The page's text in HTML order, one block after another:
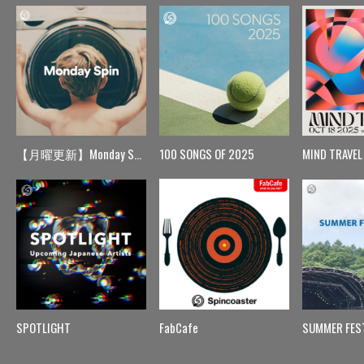
【月曜更新】Monday Spin
SPOTLIGHT
100 SONGS OF 2025
FabCafe
MIND TRAVEL
SUMMER